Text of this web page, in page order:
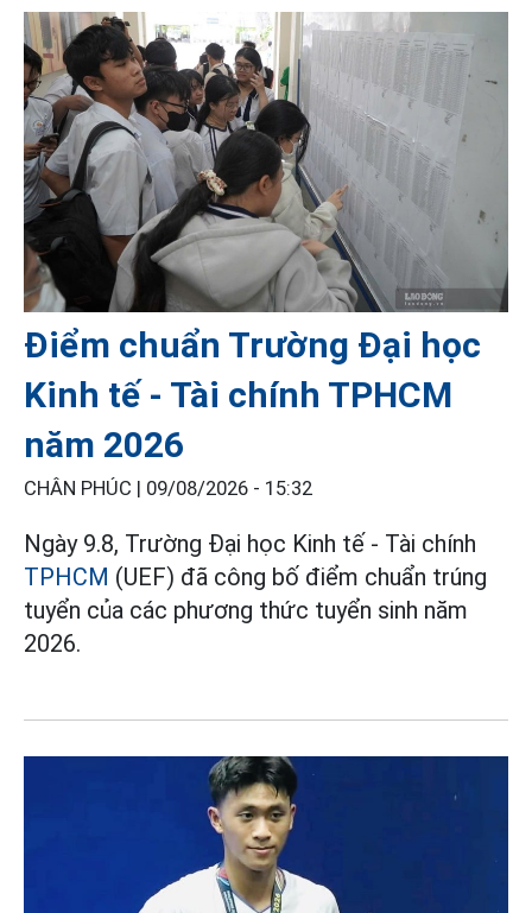
Điểm chuẩn Trường Đại học
Kinh tế - Tài chính TPHCM
năm 2026
CHÂN PHÚC | 09/08/2026 - 15:32
Ngày 9.8, Trường Đại học Kinh tế - Tài chính
TPHCM (UEF) đã công bố điểm chuẩn trúng
tuyển của các phương thức tuyển sinh năm
2026.